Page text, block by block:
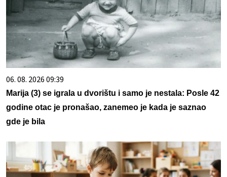
06. 08. 2026 09:39
Marija (3) se igrala u dvorištu i samo je nestala: Posle 42
godine otac je pronašao, zanemeo je kada je saznao
gde je bila